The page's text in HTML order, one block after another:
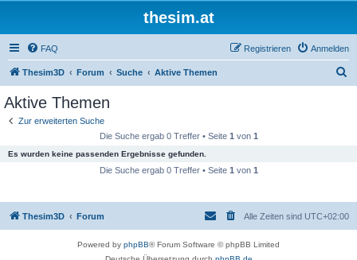
thesim.at
FAQ Anmelden
Registrieren
Thesim3D Forum Suche Aktive Themen
Aktive Themen
Zur erweiterten Suche
Die Suche ergab 0 Treffer • Seite 1 von 1
Es wurden keine passenden Ergebnisse gefunden.
Die Suche ergab 0 Treffer • Seite 1 von 1
Thesim3D Forum Alle Zeiten sind UTC+02:00
Powered by phpBB® Forum Software © phpBB Limited